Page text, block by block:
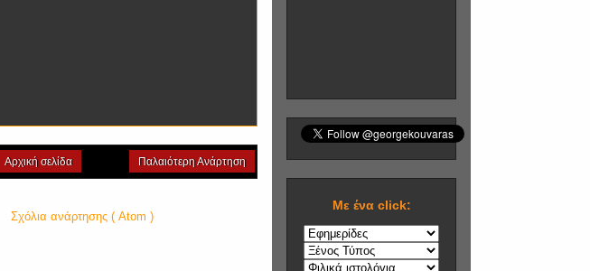
Παλαιότερη Ανάρτηση
Αρχική σελίδα
Σχόλια ανάρτησης ( Atom )
Mε ένα click: